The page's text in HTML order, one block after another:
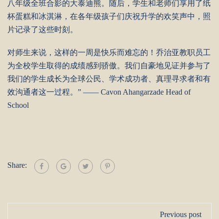
八年级全班合影的大泰迪熊。随后，学生和老师们享用了纸
杯蛋糕和冰淇淋，在各年级孩子们庆祝升学的欢笑声中，照
片记录了这些时刻。
对师生来说，这样的一周是快乐而难忘的！乔治亚教职员工
为全校学生取得的成绩感到骄傲。我们自豪地见证并参与了
我们的学生成长为全球公民、学术成功者、真理寻求者和有
效沟通者这一过程。” —— Cavon Ahangarzade Head of
School
Share:
Previous post